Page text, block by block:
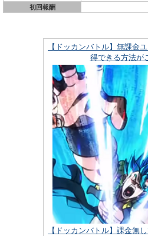
初回報酬
【ドッカンバトル】無課金
得できる方法が
【ドッカンバトル】課金無